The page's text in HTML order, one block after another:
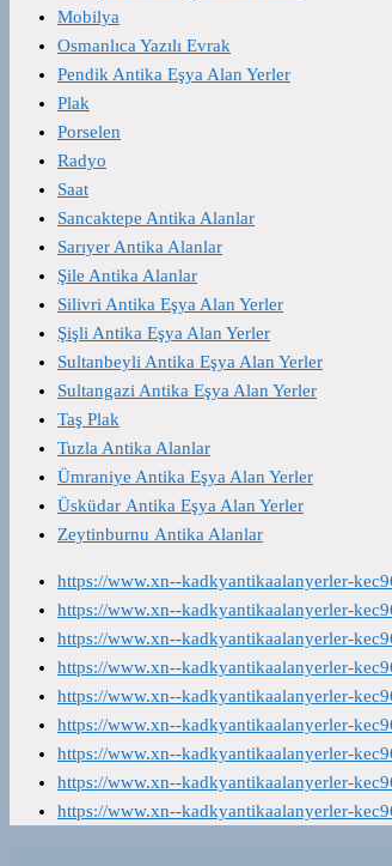
Mobilya
Osmanlıca Yazılı Evrak
Pendik Antika Eşya Alan Yerler
Plak
Porselen
Radyo
Saat
Sancaktepe Antika Alanlar
Sarıyer Antika Alanlar
Şile Antika Alanlar
Silivri Antika Eşya Alan Yerler
Şişli Antika Eşya Alan Yerler
Sultanbeyli Antika Eşya Alan Yerler
Sultangazi Antika Eşya Alan Yerler
Taş Plak
Tuzla Antika Alanlar
Ümraniye Antika Eşya Alan Yerler
Üsküdar Antika Eşya Alan Yerler
Zeytinburnu Antika Alanlar
https://www.xn--kadkyantikaalanyerler-
https://www.xn--kadkyantikaalanyerler-
https://www.xn--kadkyantikaalanyerler-
https://www.xn--kadkyantikaalanyerler-
https://www.xn--kadkyantikaalanyerler-
https://www.xn--kadkyantikaalanyerler-
https://www.xn--kadkyantikaalanyerler-
https://www.xn--kadkyantikaalanyerler-
https://www.xn--kadkyantikaalanyerler-